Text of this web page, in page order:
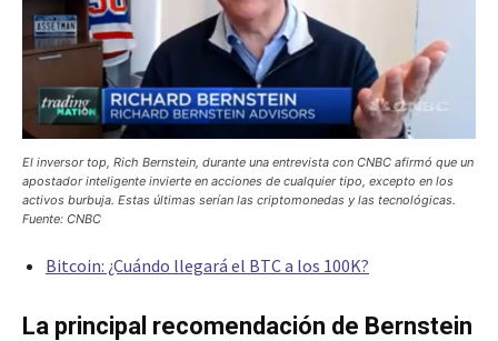
El inversor top, Rich Bernstein, durante una entrevista con CNBC afirmó que un
apostador inteligente invierte en acciones de cualquier tipo, excepto en los
activos burbuja. Estas últimas serían las criptomonedas y las tecnológicas.
Fuente: CNBC
Bitcoin: ¿Cuándo llegará el BTC a los 100K?
La principal recomendación de Bernstein